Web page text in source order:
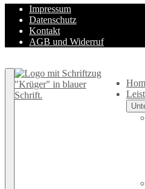
Impressum
Datenschutz
Kontakt
AGB und Widerruf